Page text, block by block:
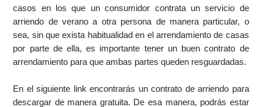
casos en los que un consumidor contrata un servicio de
arriendo de verano a otra persona de manera particular, o
sea, sin que exista habitualidad en el arrendamiento de casas
por parte de ella, es importante tener un buen contrato de
arrendamiento para que ambas partes queden resguardadas.
En el siguiente link encontrarás un contrato de arriendo para
descargar de manera gratuita. De esa manera, podrás estar